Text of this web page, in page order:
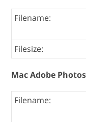
Filename:
Filesize:
Mac Adobe
Filename: